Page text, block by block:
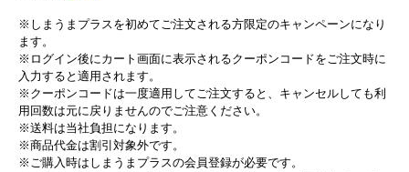
※しまうまプラスを初めてご注文される方限定のキャンペーンになり
ます。
※ログイン後にカート画面に表示されるクーポンコードをご注文時に
入力すると適用されます。
※クーポンコードは一度適用してご注文すると、キャンセルしても利
用回数は元に戻りませんのでご注意ください。
※送料は当社負担になります。
※商品代金は割引対象外です。
※ご購入時はしまうまプラスの会員登録が必要です。